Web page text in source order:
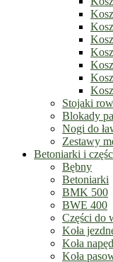
Stojaki
Blokady
Nogi do
Zestawy
Betoniarki i
Bębny
Betoniarki
BMK 500
BWE 400
Części do
Koła
Koła
Koła